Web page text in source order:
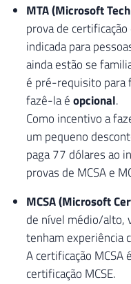
MTA (Microsoft
prova de
indicada para
ainda estão se
é pré-requisito para
fazê-la éopcional.
Como incentivo a
um pequeno
paga 77 dólares ao
provas de MCSA e
MCSA (Microsoft
de nível médio/alto,
tenham experiência
A certificação
certificação MCSE.